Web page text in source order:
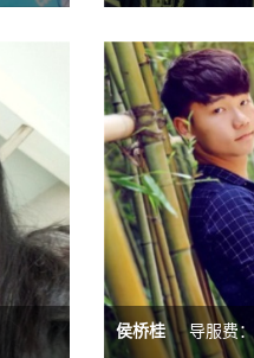
侯桥桂 导服费：